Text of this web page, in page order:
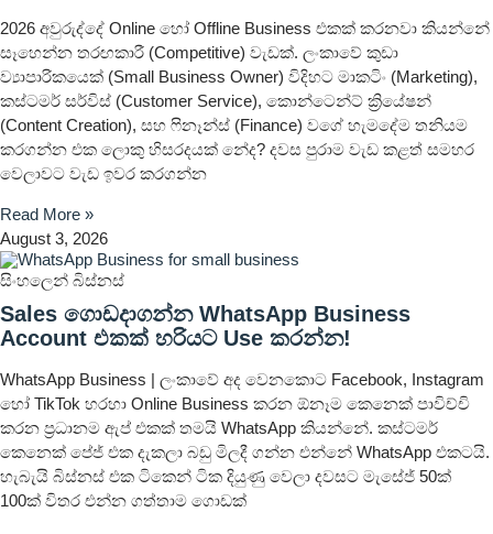
2026 අවුරුද්දේ Online හෝ Offline Business එකක් කරනවා කියන්නේ
සෑහෙන්න තරඟකාරී (Competitive) වැඩක්. ලංකාවේ කුඩා
ව්‍යාපාරිකයෙක් (Small Business Owner) විදිහට මාකටිං (Marketing),
කස්ටමර් සර්විස් (Customer Service), කොන්ටෙන්ට් ක්‍රියේෂන්
(Content Creation), සහ ෆිනෑන්ස් (Finance) වගේ හැමදේම තනියම
කරගන්න එක ලොකු හිසරදයක් නේද? දවස පුරාම වැඩ කළත් සමහර
වෙලාවට වැඩ ඉවර කරගන්න
Read More »
August 3, 2026
සිංහලෙන් බිස්නස්
Sales ගොඩදාගන්න WhatsApp Business
Account එකක් හරියට Use කරන්න!
WhatsApp Business | ලංකාවේ අද වෙනකොට Facebook, Instagram
හෝ TikTok හරහා Online Business කරන ඕනෑම කෙනෙක් පාවිච්චි
කරන ප්‍රධානම ඇප් එකක් තමයි WhatsApp කියන්නේ. කස්ටමර්
කෙනෙක් පේජ් එක දැකලා බඩු මිලදී ගන්න එන්නේ WhatsApp එකටයි.
හැබැයි බිස්නස් එක ටිකෙන් ටික දියුණු වෙලා දවසට මැසේජ් 50ක්
100ක් විතර එන්න ගත්තාම ගොඩක්